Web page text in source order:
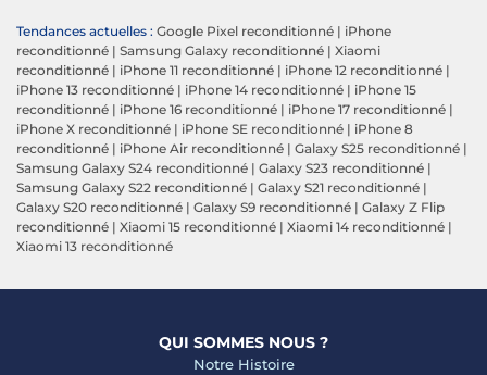
Tendances actuelles : Google Pixel reconditionné | iPhone
reconditionné | Samsung Galaxy reconditionné | Xiaomi
reconditionné | iPhone 11 reconditionné | iPhone 12 reconditionné |
iPhone 13 reconditionné | iPhone 14 reconditionné | iPhone 15
reconditionné | iPhone 16 reconditionné | iPhone 17 reconditionné |
iPhone X reconditionné | iPhone SE reconditionné | iPhone 8
reconditionné | iPhone Air reconditionné | Galaxy S25 reconditionné |
Samsung Galaxy S24 reconditionné | Galaxy S23 reconditionné |
Samsung Galaxy S22 reconditionné | Galaxy S21 reconditionné |
Galaxy S20 reconditionné | Galaxy S9 reconditionné | Galaxy Z Flip
reconditionné | Xiaomi 15 reconditionné | Xiaomi 14 reconditionné |
Xiaomi 13 reconditionné
QUI SOMMES NOUS ?
Notre Histoire